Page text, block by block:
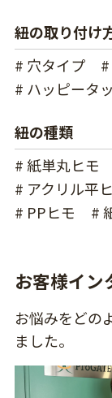
紐の取り付け
# 穴タイプ
# ハッピータ
紐の種類
# 紙単丸ヒモ
# アクリル平
# PPヒモ
#
お客様イン
お悩みをどの
ました。